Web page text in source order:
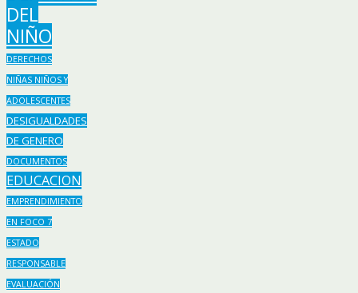
DEL
NIÑO
DERECHOS
NIÑAS NIÑOS Y
ADOLESCENTES
DESIGUALDADES
DE GENERO
DOCUMENTOS
EDUCACION
EMPRENDIMIENTO
EN FOCO 7
ESTADO
RESPONSABLE
EVALUACIÓN